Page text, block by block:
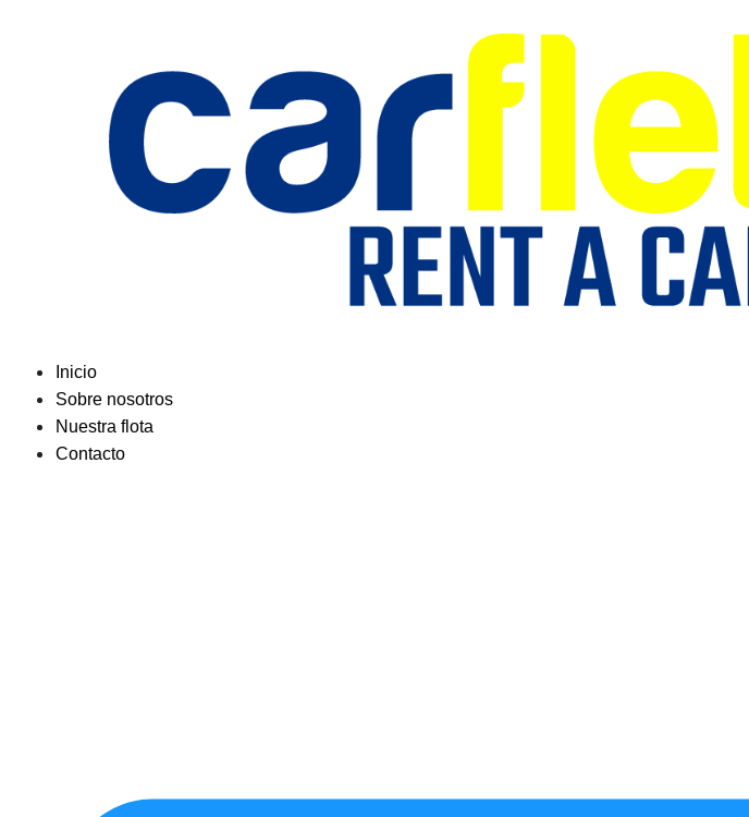
Inicio
Sobre nosotros
Nuestra flota
Contacto